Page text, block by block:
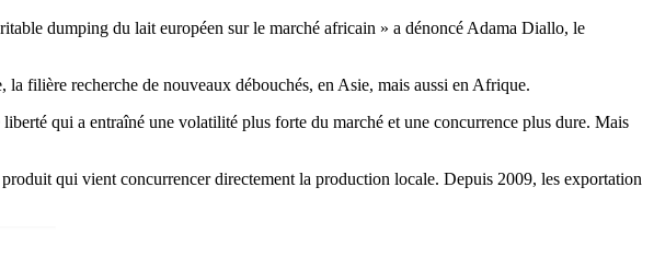
dumping du lait européen sur le marché africain » a dénoncé Adama Diallo, le
filière recherche de nouveaux débouchés, en Asie, mais aussi en Afrique.
qui a entraîné une volatilité plus forte du marché et une concurrence plus dure. Mais
qui vient concurrencer directement la production locale. Depuis 2009, les exportation